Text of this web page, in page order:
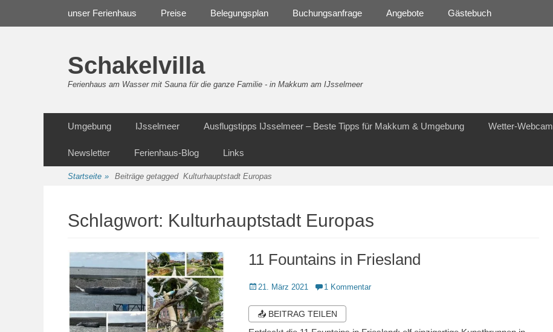
unser Ferienhaus Preise Belegungsplan Buchungsanfrage Angebote Gästebuch
Schakelvilla
Ferienhaus am Wasser mit Sauna für die ganze Familie - in Makkum am IJsselmeer
Inhalt
Umgebung IJsselmeer Ausflugstipps IJsselmeer – Beste Tipps für Makkum & Umgebung Wetter-Webcam
Newsletter Ferienhaus-Blog Links
Startseite » Beiträge getagged Kulturhauptstadt Europas
Schlagwort: Kulturhauptstadt Europas
11 Fountains in Friesland
Veröffentlicht
21. März 2021 1 Kommentar
📤 BEITRAG TEILEN